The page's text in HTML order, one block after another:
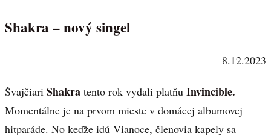
Shakra – nový singel
8.12.2023
Švajčiari Shakra tento rok vydali platňu Invincible.
Momentálne je na prvom mieste v domácej albumovej
hitparáde. No keďže idú Vianoce, členovia kapely sa